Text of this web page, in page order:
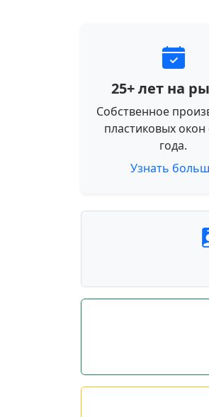
25+ лет на
Собственное
пластиковых окон
года.
Узнать